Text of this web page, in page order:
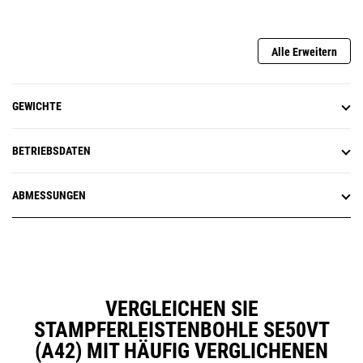
Alle Erweitern
GEWICHTE
BETRIEBSDATEN
ABMESSUNGEN
VERGLEICHEN SIE
STAMPFERLEISTENBOHLE SE50VT
(A42) MIT HÄUFIG VERGLICHENEN